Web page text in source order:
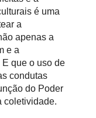
é uma
a
apenas a
e a
que o uso de
condutas
do Poder
coletividade.